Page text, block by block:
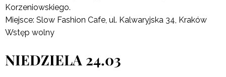
Korzeniowskiego.
Miejsce: Slow Fashion Cafe, ul. Kalwaryjska 34, Kraków
Wstęp wolny
NIEDZIELA 24.03